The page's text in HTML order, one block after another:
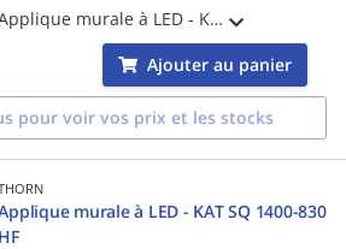
Applique murale à LED - KAT RD 2000-830 HF - Câble pour raccordement de luminaires ¿ 1850 lm ¿ 16.3W ¿ 3000K ¿ IP65
Ajouter au panier
pour voir vos prix et les stocks
murale à LED - KAT SQ 1400-830
HF